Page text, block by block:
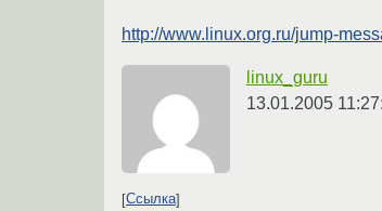
http://www.linux.org.ru/jump-
linux_guru
13.01.2005
Ссылка